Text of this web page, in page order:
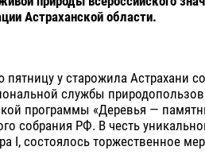
Астраханской области.
у старожила Астрахани
службы
программы «Деревья —
собрания РФ. В честь
I, состоялось торжественное